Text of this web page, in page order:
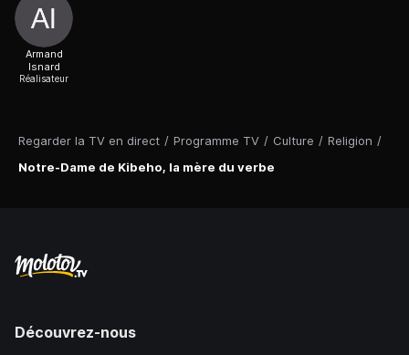
Regarder la TV en direct / Programme TV / Culture / Religion /
Notre-Dame de Kibeho, la mère du verbe
Armand
Isnard
Réalisateur
Découvrez-nous